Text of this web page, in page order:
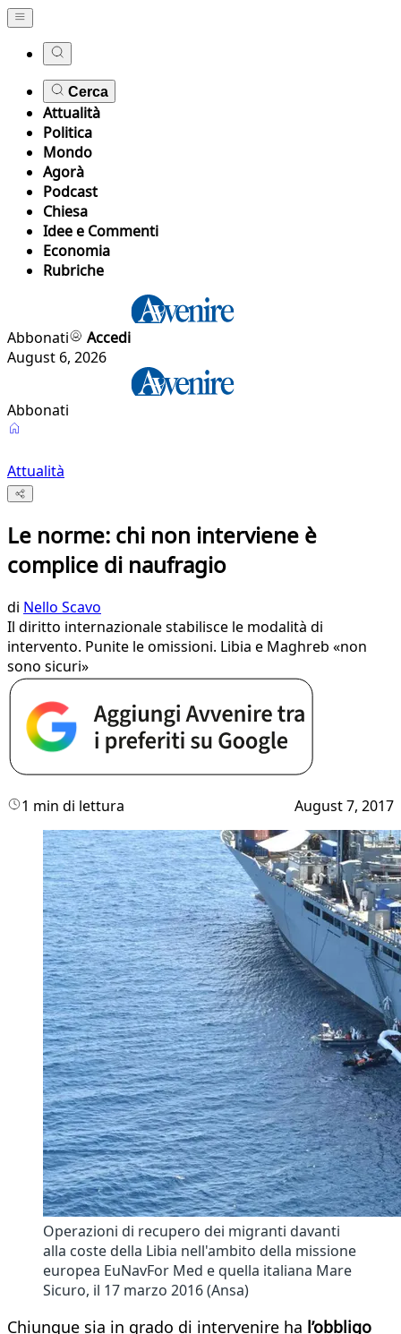
Cerca
Attualità
Politica
Mondo
Agorà
Podcast
Chiesa
Idee e Commenti
Economia
Rubriche
Abbonati
Accedi
August 6, 2026
Abbonati
Attualità
Le norme: chi non interviene è
complice di naufragio
di Nello Scavo
Il diritto internazionale stabilisce le modalità di
intervento. Punite le omissioni. Libia e Maghreb «non
sono sicuri»
1 min di lettura August 7, 2017
Operazioni di recupero dei migranti davanti
alla coste della Libia nell'ambito della missione
europea EuNavFor Med e quella italiana Mare
Sicuro, il 17 marzo 2016 (Ansa)
Chiunque sia in grado di intervenire ha l’obbligo